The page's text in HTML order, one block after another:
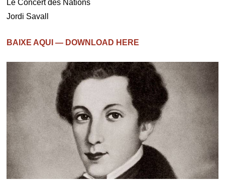
Le Concert des Nations
Jordi Savall
BAIXE AQUI — DOWNLOAD HERE